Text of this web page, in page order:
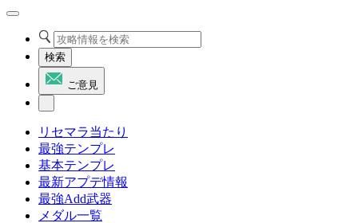
検索
ご意見
リセマラ当たり
最強テンプレ
基本テンプレ
最新アプデ情報
最強Add武器
メダル一覧